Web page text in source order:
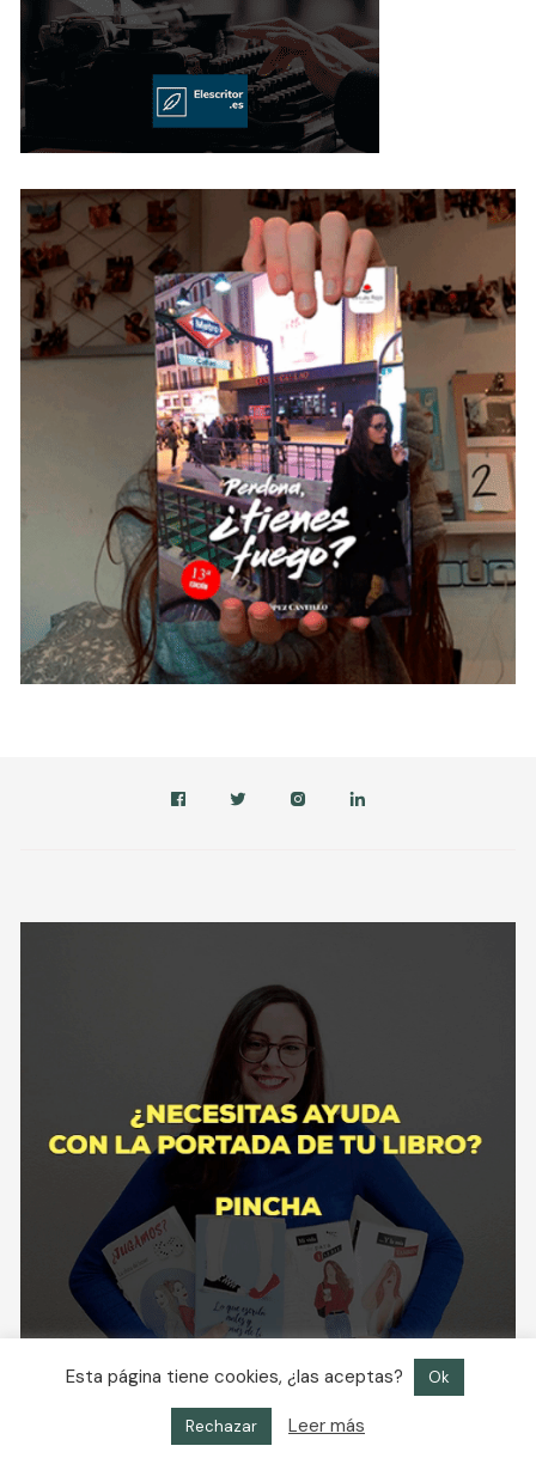
Esta página tiene cookies, ¿las aceptas? Ok
Rechazar Leer más